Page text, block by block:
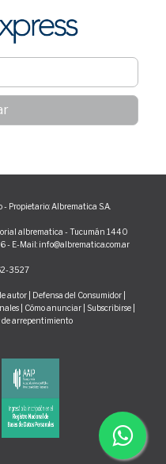
Propietario: Albrematica S.A.
albrematica - Tucumán 1440
- E-Mail: info@albrematica.com.ar
3527
autor Defensa del Consumidor
| Cómo anunciar| Subscribirse
de arrepentimiento